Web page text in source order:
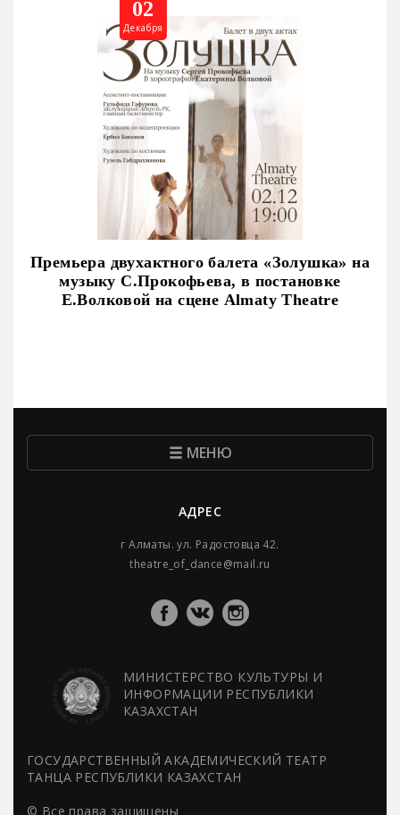
02
Декабря
Премьера двухактного балета «Золушка» на
музыку С.Прокофьева, в постановке
Е.Волковой на сцене Almaty Theatre
МЕНЮ
АДРЕС
г Алматы. ул. Радостовца 42.
theatre_of_dance@mail.ru
МИНИСТЕРСТВО КУЛЬТУРЫ И
ИНФОРМАЦИИ РЕСПУБЛИКИ
КАЗАХСТАН
ГОСУДАРСТВЕННЫЙ АКАДЕМИЧЕСКИЙ ТЕАТР
ТАНЦА РЕСПУБЛИКИ КАЗАХСТАН
© Все права защищены